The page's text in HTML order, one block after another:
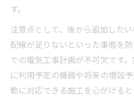
す。
注意点として、後から追加したい
配線が足りないといった事態を
での電気工事計画が不可欠です
に利用予定の機器や将来の増設
軟に対応できる施工を心がけると